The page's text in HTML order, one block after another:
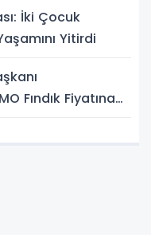
İki Çocuk
Yitirdi
Fındık Fiyatına